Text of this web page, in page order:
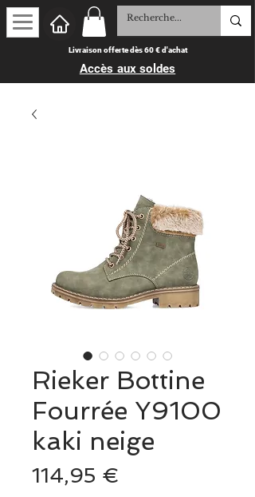
Livraison offerte dès 60 € d'achat
Accès aux soldes
Rieker Bottine
Fourrée Y9100
kaki neige
114,95 €